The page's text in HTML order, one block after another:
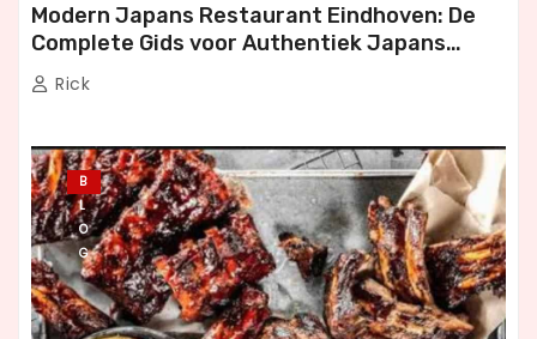
Modern Japans Restaurant Eindhoven: De
Complete Gids voor Authentiek Japans
Dineren
Rick
B
L
O
G